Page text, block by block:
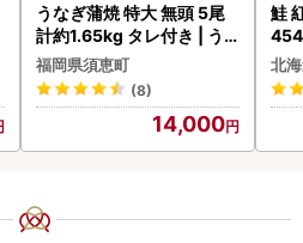
うなぎ蒲焼 特大 無頭 5尾
計約1.65kg タレ付き | う
なぎ蒲焼
福岡県須恵町
(8)
14,000
鮭
454
北